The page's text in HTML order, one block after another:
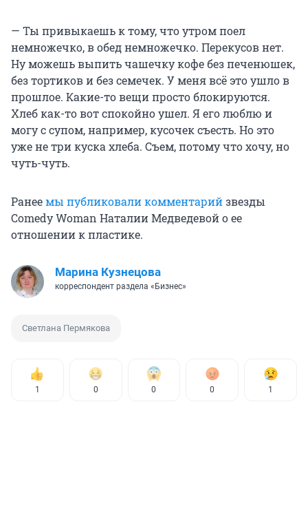
— Ты привыкаешь к тому, что утром поел
немножечко, в обед немножечко. Перекусов нет.
Ну можешь выпить чашечку кофе без печенюшек,
без тортиков и без семечек. У меня всё это ушло в
прошлое. Какие-то вещи просто блокируются.
Хлеб как-то вот спокойно ушел. Я его люблю и
могу с супом, например, кусочек съесть. Но это
уже не три куска хлеба. Съем, потому что хочу, но
чуть-чуть.
Ранеемы публиковали комментарийзвезды
Comedy Woman Наталии Медведевой о ее
отношении к пластике.
Марина Кузнецова
корреспондент раздела «Бизнес»
Светлана Пермякова
1 0 0 0 1